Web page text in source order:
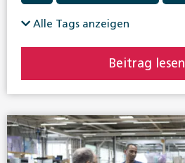
Alle Tags anzeigen
Beitrag lesen